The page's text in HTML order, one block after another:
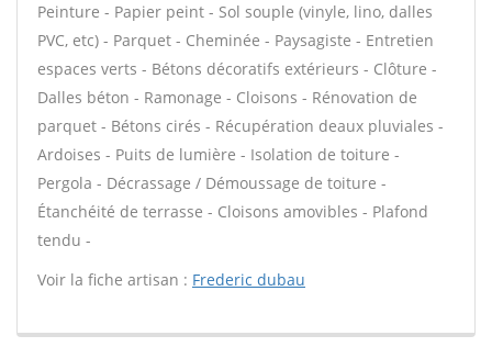
Peinture - Papier peint - Sol souple (vinyle, lino, dalles
PVC, etc) - Parquet - Cheminée - Paysagiste - Entretien
espaces verts - Bétons décoratifs extérieurs - Clôture -
Dalles béton - Ramonage - Cloisons - Rénovation de
parquet - Bétons cirés - Récupération deaux pluviales -
Ardoises - Puits de lumière - Isolation de toiture -
Pergola - Décrassage / Démoussage de toiture -
Étanchéité de terrasse - Cloisons amovibles - Plafond
tendu -
Voir la fiche artisan : Frederic dubau